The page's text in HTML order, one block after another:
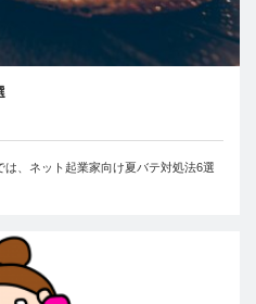
、ネット起業家向け夏バテ対処法6選